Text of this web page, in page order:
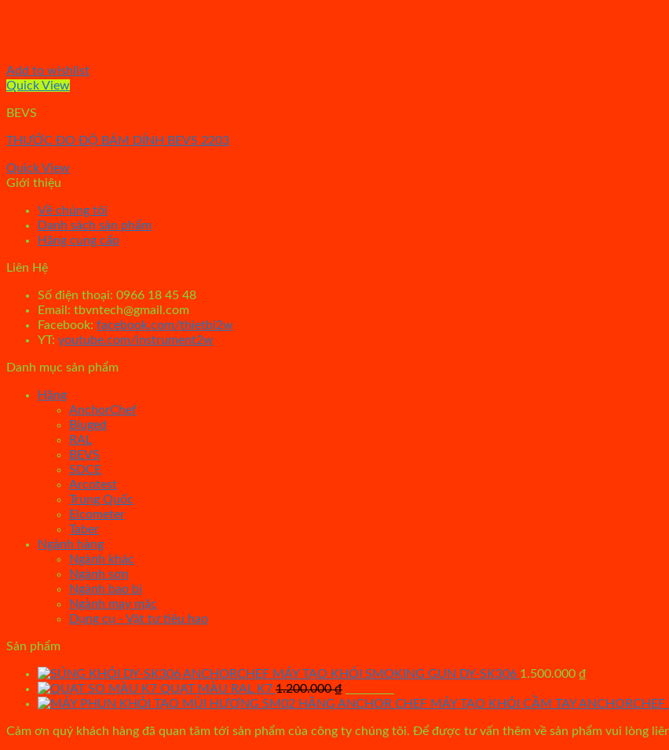
Add to wishlist
Quick View
BEVS
THƯỚC ĐO ĐỘ BÁM DÍNH BEVS 2203
Quick View
Giới thiệu
Về chúng tôi
Danh sách sản phẩm
Hãng cung cấp
Liên Hệ
Số điện thoại: 0966 18 45 48
Email: tbvntech@gmail.com
Facebook: facebook.com/thietbi2w
YT: youtube.com/instrument2w
Danh mục sản phẩm
Hãng
AnchorChef
Biuged
RAL
BEVS
SDCE
Arcotest
Trung Quốc
Elcometer
Taber
Ngành hàng
Ngành khác
Ngành sơn
Ngành bao bì
Ngành may mặc
Dụng cụ - Vật tư tiêu hao
Sản phẩm
MÁY TẠO KHÓI SMOKING GUN DY-SK306 1.500.000 ₫
QUẠT MÀU RAL K7 1.200.000₫
price
1.200.000 ₫.
price
900.000 ₫.
MÁY TẠO KHÓI CẦM TAY ANCHORCHEF
Cảm ơn quý khách hàng đã quan tâm tới sản phẩm của công ty chúng tôi. Để được tư vấn thêm về sản phẩm vui lòng